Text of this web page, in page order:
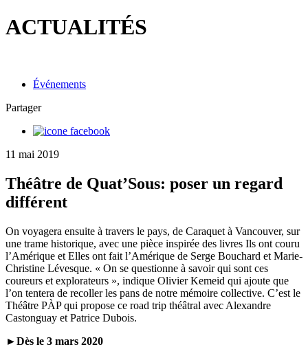
ACTUALITÉS
Événements
Partager
11 mai 2019
Théâtre de Quat’Sous: poser un regard
différent
On voyagera ensuite à travers le pays, de Caraquet à Vancouver, sur
une trame historique, avec une pièce inspirée des livres Ils ont couru
l’Amérique et Elles ont fait l’Amérique de Serge Bouchard et Marie-
Christine Lévesque. « On se questionne à savoir qui sont ces
coureurs et explorateurs », indique Olivier Kemeid qui ajoute que
l’on tentera de recoller les pans de notre mémoire collective. C’est le
Théâtre PÀP qui propose ce road trip théâtral avec Alexandre
Castonguay et Patrice Dubois.
►Dès le 3 mars 2020